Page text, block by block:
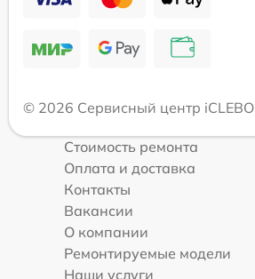
© 2026 Сервисный центр iCLEBO
Стоимость ремонта
Оплата и доставка
Контакты
Вакансии
О компании
Ремонтируемые модели
Наши услуги